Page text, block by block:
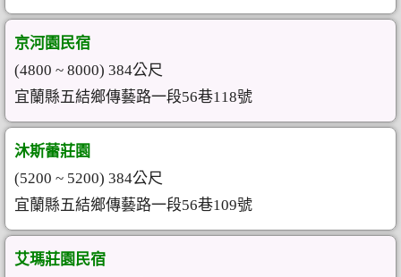
京河園民宿
(4800 ~ 8000) 384公尺
宜蘭縣五結鄉傳藝路一段56巷118號
沐斯蕾莊園
(5200 ~ 5200) 384公尺
宜蘭縣五結鄉傳藝路一段56巷109號
艾瑪莊園民宿